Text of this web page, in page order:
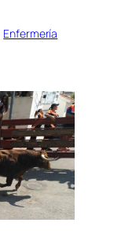
Enfermería